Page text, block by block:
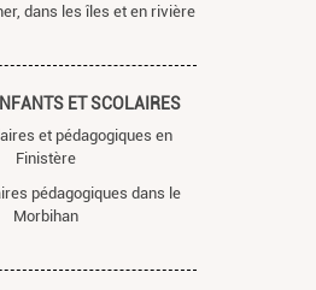
dans les îles et en rivière
ET SCOLAIRES
et pédagogiques en
Finistère
pédagogiques dans le
Morbihan